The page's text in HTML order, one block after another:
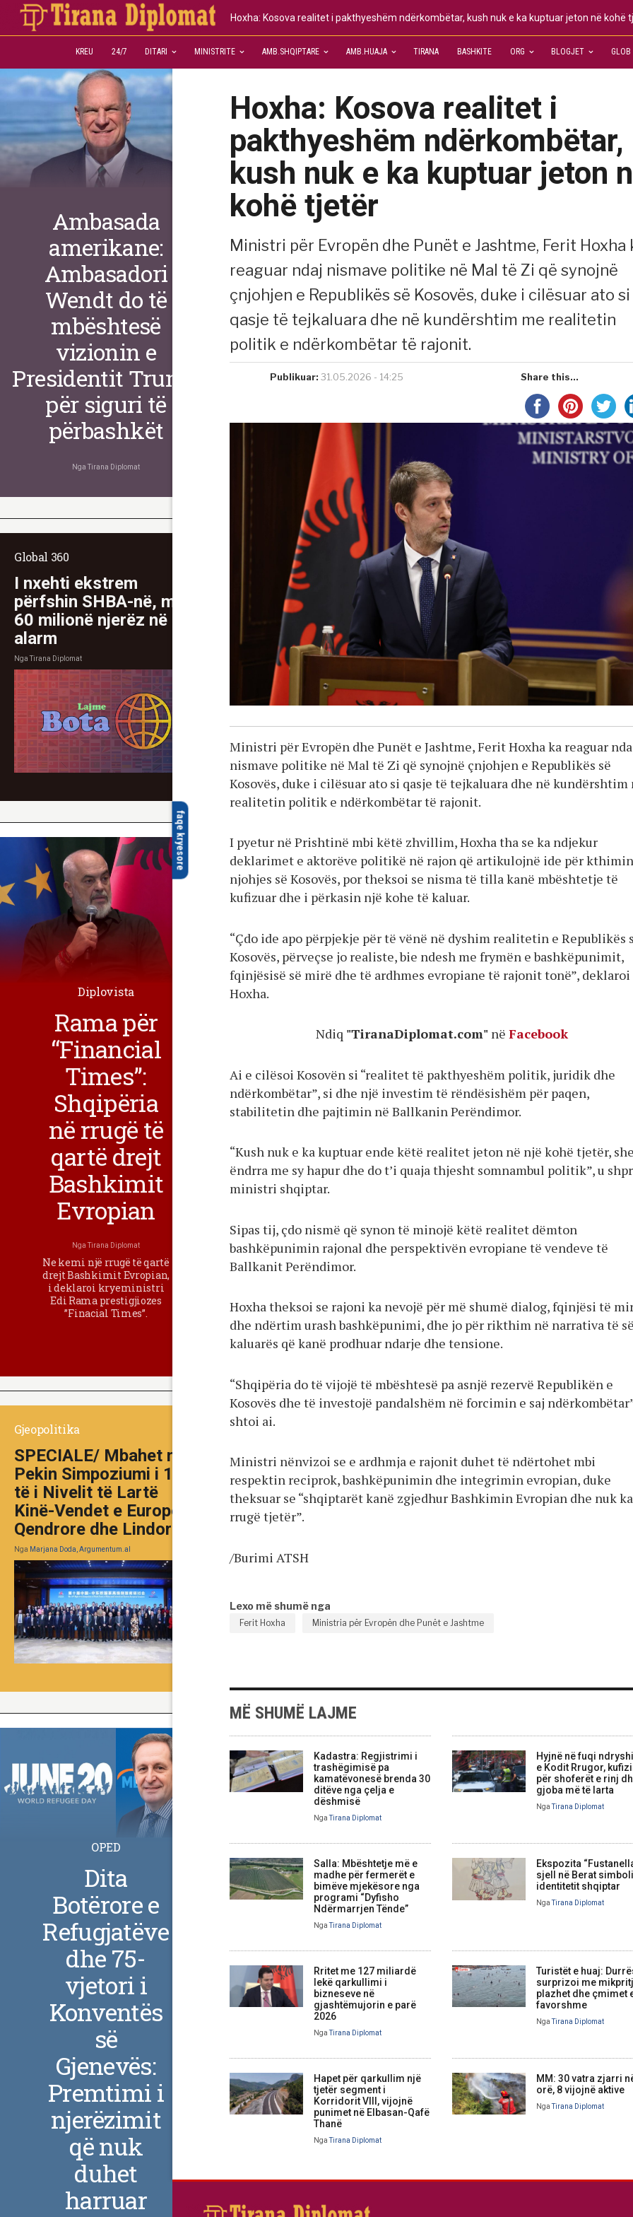
Hoxha: Kosova realitet i pakthyeshëm ndërkombëtar, kush nuk e ka kuptuar jeton në kohë
KREU 24/7 DITARI MINISTRITE AMB.SHQIPTARE AMB.HUAJA TIRANA BASHKITE ORG BLOGJET GLOB
faqe kryesore
Hoxha: Kosova realitet i
pakthyeshëm ndërkombëtar,
kush nuk e ka kuptuar jeton
kohë tjetër
Ministri për Evropën dhe Punët e Jashtme, Ferit Hoxha
reaguar ndaj nismave politike në Mal të Zi që synojnë
çnjohjen e Republikës së Kosovës, duke i cilësuar ato si
qasje të tejkaluara dhe në kundërshtim me realitetin
politik e ndërkombëtar të rajonit.
Publikuar: 31.05.2026 - 14:25 Share this...
Ministri për Evropën dhe Punët e Jashtme, Ferit Hoxha ka reaguar
nismave politike në Mal të Zi që synojnë çnjohjen e Republikës së
Kosovës, duke i cilësuar ato si qasje të tejkaluara dhe në kundërshtim
realitetin politik e ndërkombëtar të rajonit.
I pyetur në Prishtinë mbi këtë zhvillim, Hoxha tha se ka ndjekur
deklarimet e aktorëve politikë në rajon që artikulojnë ide për
njohjes së Kosovës, por theksoi se nisma të tilla kanë mbështetje të
kufizuar dhe i përkasin një kohe të kaluar.
“Çdo ide apo përpjekje për të vënë në dyshim realitetin e Republikës
Kosovës, përveçse jo realiste, bie ndesh me frymën e bashkëpunimit,
fqinjësisë së mirë dhe të ardhmes evropiane të rajonit tonë”, deklaroi
Hoxha.
Ndiq "TiranaDiplomat.com" në Facebook
Ai e cilësoi Kosovën si “realitet të pakthyeshëm politik, juridik dhe
ndërkombëtar”, si dhe një investim të rëndësishëm për paqen,
stabilitetin dhe pajtimin në Ballkanin Perëndimor.
“Kush nuk e ka kuptuar ende këtë realitet jeton në një kohë tjetër,
ëndrra me sy hapur dhe do t’i quaja thjesht somnambul politik”, u
ministri shqiptar.
Sipas tij, çdo nismë që synon të minojë këtë realitet dëmton
bashkëpunimin rajonal dhe perspektivën evropiane të vendeve të
Ballkanit Perëndimor.
Hoxha theksoi se rajoni ka nevojë për më shumë dialog, fqinjësi të
dhe ndërtim urash bashkëpunimi, dhe jo për rikthim në narrativa të së
kaluarës që kanë prodhuar ndarje dhe tensione.
“Shqipëria do të vijojë të mbështesë pa asnjë rezervë Republikën e
Kosovës dhe të investojë pandalshëm në forcimin e saj
shtoi ai.
Ministri nënvizoi se e ardhmja e rajonit duhet të ndërtohet mbi
respektin reciprok, bashkëpunimin dhe integrimin evropian, duke
theksuar se “shqiptarët kanë zgjedhur Bashkimin Evropian dhe nuk ka
rrugë tjetër”.
/Burimi ATSH
Lexo më shumë nga
Ferit Hoxha Ministria për Evropën dhe Punët e Jashtme
MË SHUMË LAJME
Kadastra: Regjistrimi i
trashëgimisë pa
kamatëvonesë brenda 30
ditëve nga çelja e
dëshmisë
Nga Tirana Diplomat
Hyjnë në fuqi
e Kodit Rrugor,
për shoferët e rinj
gjoba më të larta
Nga Tirana Diplomat
Salla: Mbështetje më e
madhe për fermerët e
bimëve mjekësore nga
programi “Dyfisho
Ndërmarrjen Tënde”
Nga Tirana Diplomat
Ekspozita
sjell në Berat
identitetit shqiptar
Nga Tirana Diplomat
Rritet me 127 miliardë
lekë qarkullimi i
bizneseve në
gjashtëmujorin e parë
2026
Nga Tirana Diplomat
Turistët e huaj:
surprizoi me
plazhet dhe çmimet
favorshme
Nga Tirana Diplomat
Hapet për qarkullim një
tjetër segment i
Korridorit VIII, vijojnë
punimet në Elbasan-Qafë
Thanë
Nga Tirana Diplomat
MM: 30 vatra zjarri
orë, 8 vijojnë aktive
Nga Tirana Diplomat
Ambasada
amerikane:
Ambasadori
Wendt do të
mbështesë
vizionin e
Presidentit Trump
për siguri të
përbashkët
Nga Tirana Diplomat
Global 360
I nxehti ekstrem
përfshin SHBA-në, mbi
60 milionë njerëz në
alarm
NgaTirana Diplomat
Diplovista
Rama për
“Financial
Times”:
Shqipëria
në rrugë të
qartë drejt
Bashkimit
Evropian
NgaTirana Diplomat
Ne kemi një rrugë të qartë
drejt Bashkimit Evropian,
i deklaroi kryeministri
Edi Rama prestigjiozes
”Finacial Times”.
Gjeopolitika
SPECIALE/ Mbahet në
Pekin Simpoziumi i 10-
të i Nivelit të Lartë
Kinë-Vendet e Europës
Qendrore dhe Lindore
Nga Marjana Doda, Argumentum.al
OPED
Dita
Botërore e
Refugjatëve
dhe 75-
vjetori i
Konventës
së
Gjenevës:
Premtimi i
njerëzimit
që nuk
duhet
harruar